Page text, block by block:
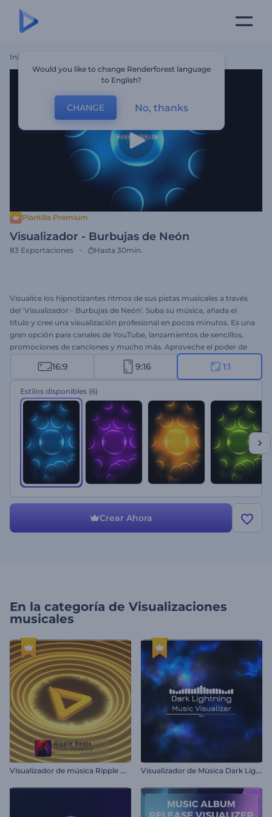
Inicio
Plantilla Premium
Visualizador - Burbujas de Neón
83 Exportaciones Hasta 30min.
Visualice los hipnotizantes ritmos de sus pistas musicales a través
del 'Visualizador - Burbujas de Neón'. Suba su música, añada el
título y cree una visualización profesional en pocos minutos. Es una
gran opción para canales de YouTube, lanzamientos de sencillos,
promociones de canciones y mucho más. Aproveche el poder de
los ritmos de burbujas de neón que se mueven alrededor, dando
una sensación de vibración. ¡Pruébelo ahora!
16:9 9:16 1:1
Estilos disponibles (6)
Crear Ahora
En la categoría de Visualizaciones
musicales
V
isualizador de música Ripple Beats V
isualizador de Mùsica Dark Lightning
Would you like to change Renderforest language
to English?
CHANGE No, thanks